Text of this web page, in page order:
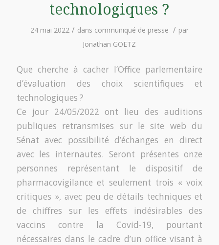
technologiques ?
24 mai 2022 / dans communiqué de presse / par
Jonathan GOETZ
Que cherche à cacher l’Office parlementaire
d’évaluation des choix scientifiques et
technologiques ?
Ce jour 24/05/2022 ont lieu des auditions
publiques retransmises sur le site web du
Sénat avec possibilité d’échanges en direct
avec les internautes. Seront présentes onze
personnes représentant le dispositif de
pharmacovigilance et seulement trois « voix
critiques », avec peu de détails techniques et
de chiffres sur les effets indésirables des
vaccins contre la Covid-19, pourtant
nécessaires dans le cadre d’un office visant à